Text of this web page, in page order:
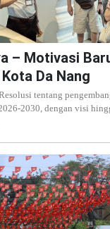
– Motivasi
Da Nang
tentang
2030, dengan visi